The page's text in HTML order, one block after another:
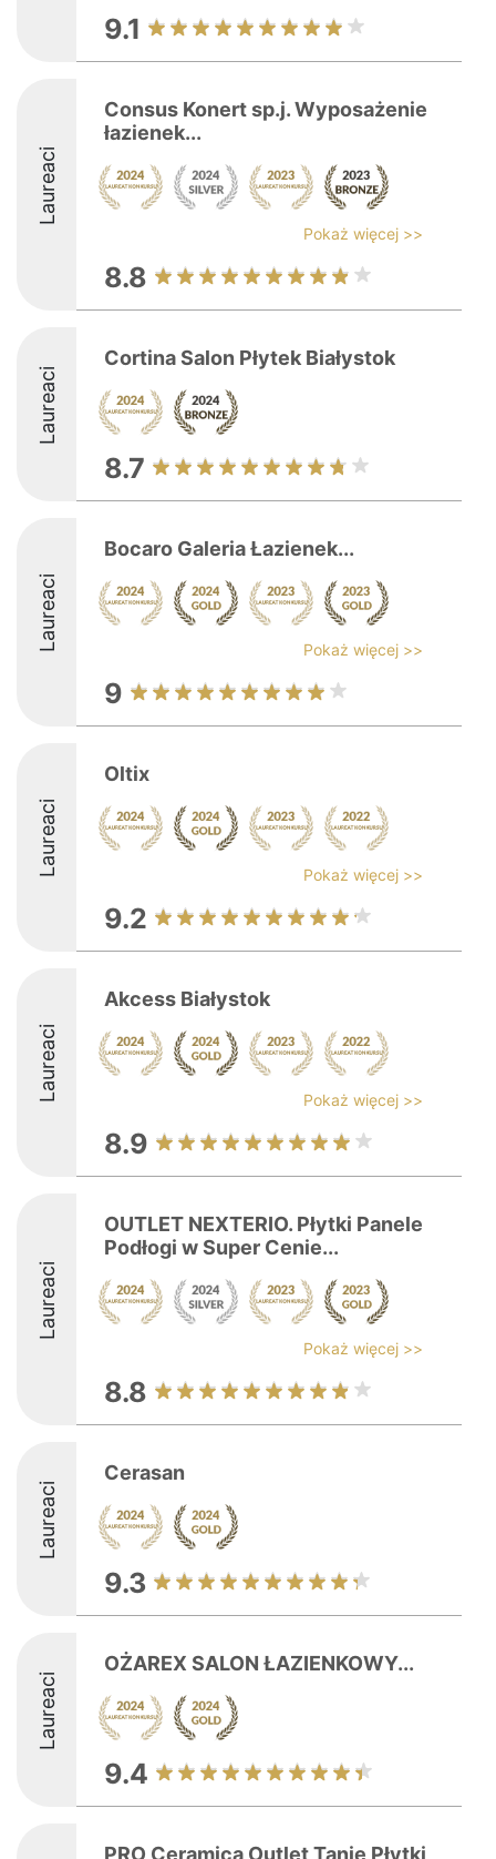
9.1
Laureaci
Consus Konert sp.j. Wyposażenie
łazienek...
Pokaż więcej >>
8.8
Laureaci
Cortina Salon Płytek Białystok
8.7
Laureaci
Bocaro Galeria Łazienek...
Pokaż więcej >>
9
Laureaci
Oltix
Pokaż więcej >>
9.2
Laureaci
Akcess Białystok
Pokaż więcej >>
8.9
Laureaci
OUTLET NEXTERIO. Płytki Panele
Podłogi w Super Cenie...
Pokaż więcej >>
8.8
Laureaci
Cerasan
9.3
Laureaci
OŻAREX SALON ŁAZIENKOWY...
9.4
PRO Ceramica Outlet Tanie Płytki